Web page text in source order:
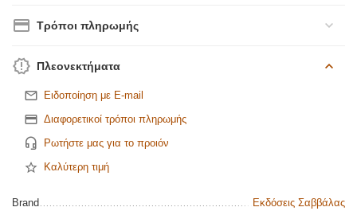
Τρόποι πληρωμής
Πλεονεκτήματα
Ειδοποίηση με E-mail
Διαφορετικοί τρόποι πληρωμής
Ρωτήστε μας για το προιόν
Καλύτερη τιμή
Brand
Εκδόσεις Σαββάλας